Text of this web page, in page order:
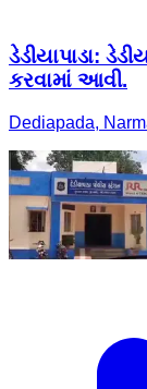
ડેડીયાપાડા:
કરવામાં આવી.
Dediapada,